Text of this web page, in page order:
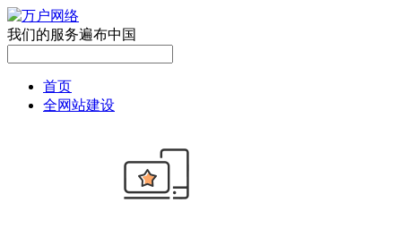
我们的服务遍布中国
首页
全网站建设